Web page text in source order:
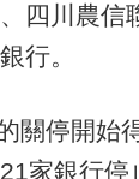
四川農信
行。
停開始
家銀行停